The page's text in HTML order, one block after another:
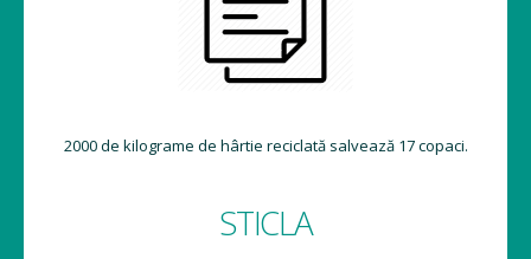
2000 de kilograme de hârtie reciclată salvează 17 copaci.
STICLA